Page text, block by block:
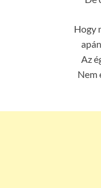
Hogy
Az
Nem